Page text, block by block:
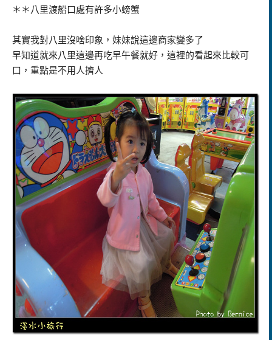
＊＊八里渡船口處有許多小螃蟹
其實我對八里沒啥印象，妹妹說這邊商家變多了
早知道就來八里這邊再吃早午餐就好，這裡的看起來比較可
口，重點是不用人擠人